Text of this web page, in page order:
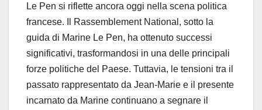
Le Pen si riflette ancora oggi nella scena politica
francese. Il Rassemblement National, sotto la
guida di Marine Le Pen, ha ottenuto successi
significativi, trasformandosi in una delle principali
forze politiche del Paese. Tuttavia, le tensioni tra il
passato rappresentato da Jean-Marie e il presente
incarnato da Marine continuano a segnare il